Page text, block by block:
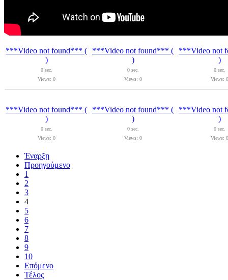
***Video not found*** (
)
0 sec.
Views: 0
***Video not found*** (
)
0 sec.
Views: 0
***Video not
)
0 sec.
Views: 0
***Video not found*** (
)
0 sec.
Views: 0
***Video not found*** (
)
0 sec.
Views: 0
***Video not
)
0 sec.
Views: 0
Έναρξη
Προηγούμενο
1
2
3
4
5
6
7
8
9
10
Επόμενο
Τέλος